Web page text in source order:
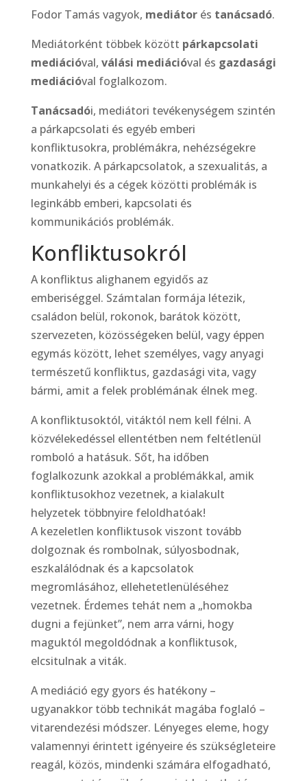
Fodor Tamás vagyok, mediátorés tanácsadó.
Mediátorként többek között párkapcsolati
mediációval, válási mediációval és gazdasági
mediációval foglalkozom.
Tanácsadói, mediátori tevékenységem szintén
a párkapcsolati és egyéb emberi
konfliktusokra, problémákra, nehézségekre
vonatkozik. A párkapcsolatok, a szexualitás, a
munkahelyi és a cégek közötti problémák is
leginkább emberi, kapcsolati és
kommunikációs problémák.
Konfliktusokról
A konfliktus alighanem egyidős az
emberiséggel. Számtalan formája létezik,
családon belül, rokonok, barátok között,
szervezeten, közösségeken belül, vagy éppen
egymás között, lehet személyes, vagy anyagi
természetű konfliktus, gazdasági vita, vagy
bármi, amit a felek problémának élnek meg.
A konfliktusoktól, vitáktól nem kell félni. A
közvélekedéssel ellentétben nem feltétlenül
romboló a hatásuk. Sőt, ha időben
foglalkozunk azokkal a problémákkal, amik
konfliktusokhoz vezetnek, a kialakult
helyzetek többnyire feloldhatóak!
A kezeletlen konfliktusok viszont tovább
dolgoznak és rombolnak, súlyosbodnak,
eszkalálódnak és a kapcsolatok
megromlásához, ellehetetlenüléséhez
vezetnek. Érdemes tehát nem a „homokba
dugni a fejünket”, nem arra várni, hogy
maguktól megoldódnak a konfliktusok,
elcsitulnak a viták.
A mediáció egy gyors és hatékony –
ugyanakkor több technikát magába foglaló –
vitarendezési módszer. Lényeges eleme, hogy
valamennyi érintett igényeire és szükségleteire
reagál, közös, mindenki számára elfogadható,